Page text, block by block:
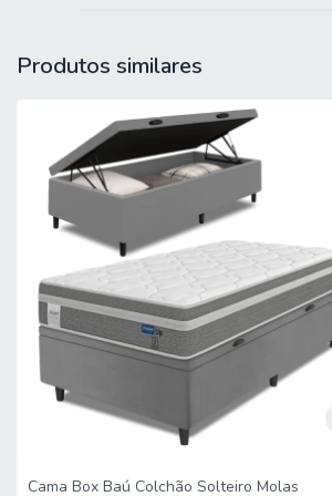
MODELO: Cama Box Colchão Solteiro
MARCA BOX: Prince
REVESTIMENTO SUPERIOR E
acabamento sofisticado. O
REVESTIMENTO INTERNO: Estrutura
conforto. Suporta até 120 kg.
PILLOW: Euro Pillow, camada de
OBSERVAÇÃO: O colchão conta com
um excelente desempenho durante o
MATERIAL DA ESTRUTURA DO BOX:
TECIDO BOX: Suede elegante
Produtos similares
Cama Box Baú Colchão Solteiro Molas